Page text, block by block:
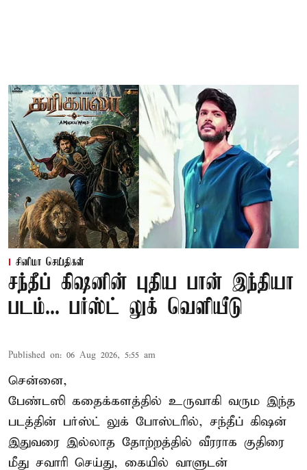
சினிமா செய்திகள்
சந்தீப் கிஷனின் புதிய பான் இந்தியா
படம்... பர்ஸ்ட் லுக் வெளியீடு
Published on: 06 Aug 2026, 5:55 am
சென்னை,
பேண்டஸி கதைக்களத்தில் உருவாகி வரும இந்த
படத்தின் பர்ஸ்ட் லுக் போஸ்டரில், சந்தீப் கிஷன்
இதுவரை இல்லாத தோற்றத்தில் வீரராக குதிரை
மீது சவாரி செய்து, கையில் வாளுடன்